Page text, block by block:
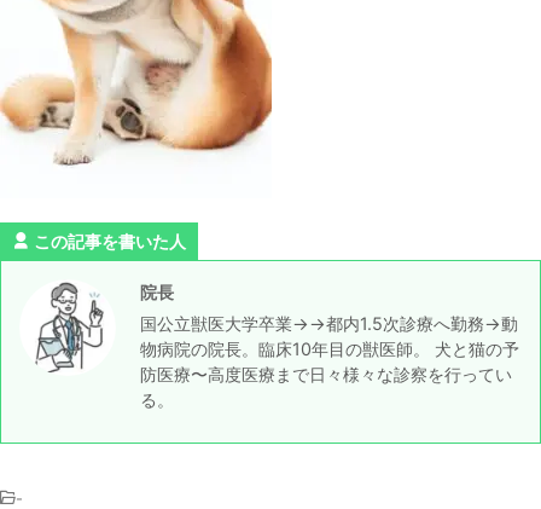
この記事を書いた人
院長
国公立獣医大学卒業→→都内1.5次診療へ勤務→動
物病院の院長。臨床10年目の獣医師。 犬と猫の予
防医療〜高度医療まで日々様々な診察を行ってい
る。
-